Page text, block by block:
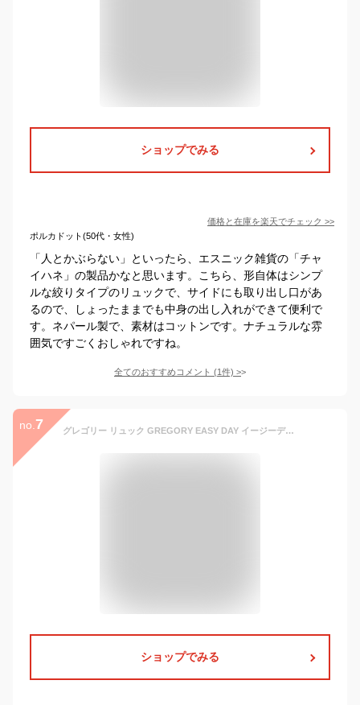
ショップでみる
価格と在庫を楽天でチェック >>
ポルカドット(50代・女性)
「人とかぶらない」といったら、エスニック雑貨の「チャ
イハネ」の製品かなと思います。こちら、形自体はシンプ
ルな絞りタイプのリュックで、サイドにも取り出し口があ
るので、しょったままでも中身の出し入れができて便利で
す。ネパール製で、素材はコットンです。ナチュラルな雰
囲気ですごくおしゃれですね。
全てのおすすめコメント (1件) >
no. 7 グレゴリー リュック GREGORY EASY DAY イージーデイ メンズ レディース 正規品 CLASSIC クラシック デイパック リュックサック バックパック 男女兼用 ガーデンタペストリー 20L
ショップでみる